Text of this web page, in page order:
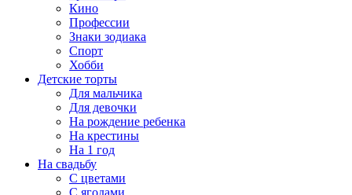
Кино
Профессии
Знаки зодиака
Спорт
Хобби
Детские торты
Для мальчика
Для девочки
На рождение ребенка
На крестины
На 1 год
На свадьбу
С цветами
С ягодами